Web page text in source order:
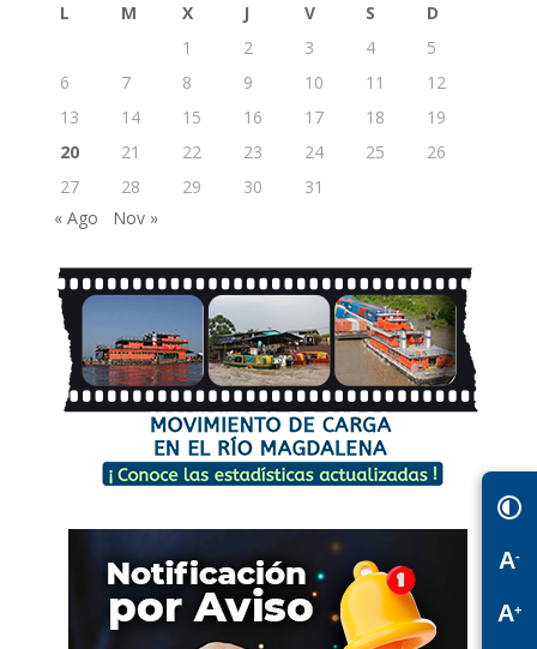
L M X J V S
D
1
2 3 4
5
6
7 8 9 10 11
12
13
14 15 16 17 18
19
20
21 22 23 24 25
26
27
28 29 30
31
« Ago
Nov »
A-
A+